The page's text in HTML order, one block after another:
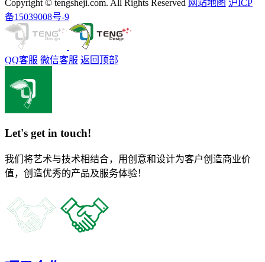
Copyright © tengsheji.com. All Rights Reserved 网站地图 沪ICP
备15039008号-9
QQ客服 微信客服 返回顶部
Let's get in touch!
我们将艺术与技术相结合，用创意和设计为客户创造商业价
值，创造优秀的产品及服务体验！